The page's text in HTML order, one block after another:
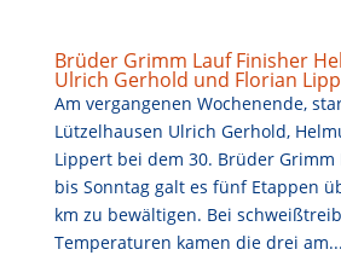
Brüder Grimm Lauf Finisher
Ulrich Gerhold und Florian
Am vergangenen Wochenende,
Lützelhausen Ulrich Gerhold,
Lippert bei dem 30. Brüder Grimm
bis Sonntag galt es fünf Etappen
km zu bewältigen. Bei
Temperaturen kamen die drei am...